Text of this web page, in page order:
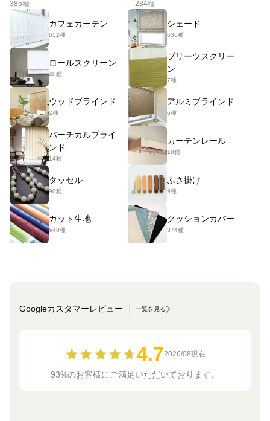
385種 284種
カフェカーテン
652種
シェード
636種
ロールスクリーン
40種
プリーツスクリー
ン
7種
ウッドブラインド
2種
アルミブラインド
6種
バーチカルブライ
ンド
14種
カーテンレール
18種
タッセル
90種
ふさ掛け
9種
カット生地
648種
クッションカバー
374種
Googleカスタマーレビュー 一覧を見る
4.72026/08現在
93%のお客様にご満足いただいております。